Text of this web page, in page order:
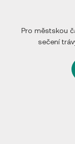
Pro městskou
sečení